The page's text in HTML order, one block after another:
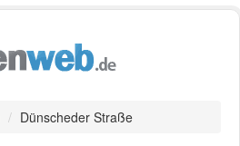
Dünscheder Straße